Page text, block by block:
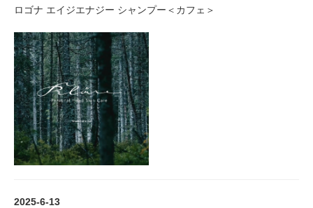
ロゴナ エイジエナジー シャンプー＜カフェ＞
2025-6-13